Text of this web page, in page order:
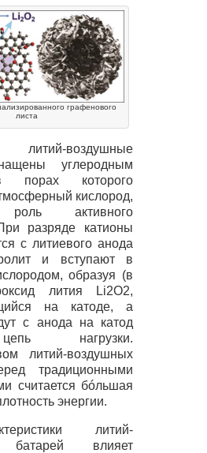
графенового
листа
воздушные
углеродным
порах которого
кислород,
активного
разряде катионы
с литиевого анода
и вступают в
образуя (в
лития Li2O2,
на катоде, а
с анода на катод
нагрузки.
литий-воздушных
традиционными
считается бóльшая
энергии.
литий-
батарей влияет